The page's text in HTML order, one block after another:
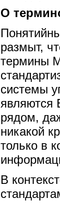
О
размыт,
термины
системы
являются
рядом,
никакой
только в
В